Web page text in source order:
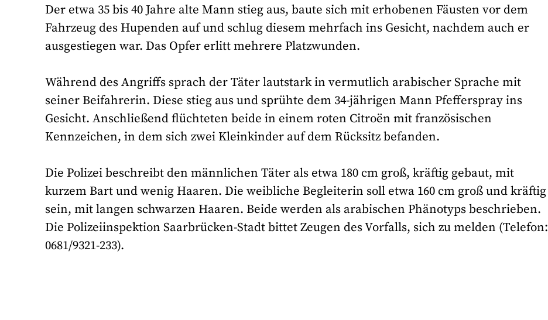
Der etwa 35 bis 40 Jahre alte Mann stieg aus, baute sich mit erhobenen Fäusten vor dem
Fahrzeug des Hupenden auf und schlug diesem mehrfach ins Gesicht, nachdem auch er
ausgestiegen war. Das Opfer erlitt mehrere Platzwunden.
Während des Angriffs sprach der Täter lautstark in vermutlich arabischer Sprache mit
seiner Beifahrerin. Diese stieg aus und sprühte dem 34-jährigen Mann Pfefferspray ins
Gesicht. Anschließend flüchteten beide in einem roten Citroën mit französischen
Kennzeichen, in dem sich zwei Kleinkinder auf dem Rücksitz befanden.
Die Polizei beschreibt den männlichen Täter als etwa 180 cm groß, kräftig gebaut, mit
kurzem Bart und wenig Haaren. Die weibliche Begleiterin soll etwa 160 cm groß und kräftig
sein, mit langen schwarzen Haaren. Beide werden als arabischen Phänotyps beschrieben.
Die Polizeiinspektion Saarbrücken-Stadt bittet Zeugen des Vorfalls, sich zu melden (Telefon:
0681/9321-233).